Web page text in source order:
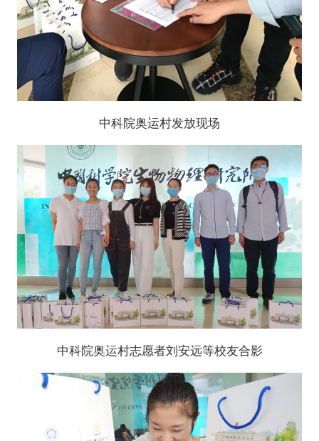
中科院奥运村发放现场
中科院奥运村志愿者刘安远等校友合影